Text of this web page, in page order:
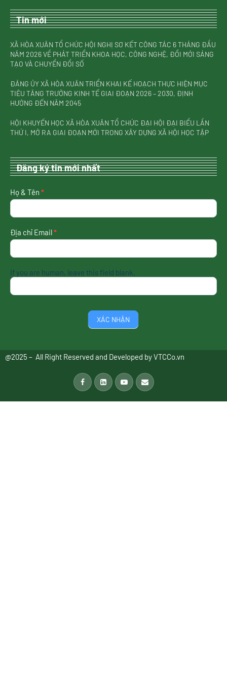
Tin mới
XÃ HÒA XUÂN TỔ CHỨC HỘI NGHỊ SƠ KẾT CÔNG TÁC 6 THÁNG ĐẦU
NĂM 2026 VỀ PHÁT TRIỂN KHOA HỌC, CÔNG NGHỆ, ĐỔI MỚI SÁNG
TẠO VÀ CHUYỂN ĐỔI SỐ
ĐẢNG ỦY XÃ HÒA XUÂN TRIỂN KHAI KẾ HOẠCH THỰC HIỆN MỤC
TIÊU TĂNG TRƯỞNG KINH TẾ GIAI ĐOẠN 2026 – 2030, ĐỊNH
HƯỚNG ĐẾN NĂM 2045
HỘI KHUYẾN HỌC XÃ HÒA XUÂN TỔ CHỨC ĐẠI HỘI ĐẠI BIỂU LẦN
THỨ I, MỞ RA GIAI ĐOẠN MỚI TRONG XÂY DỰNG XÃ HỘI HỌC TẬP
Đăng ký tin mới nhất
nhận
tin
nhất
Họ & Tên *
Địa chỉ Email*
If you are human, leave this field blank.
XÁC NHẬN
@2025 – All Right Reserved and Developed byVTCCo.vn